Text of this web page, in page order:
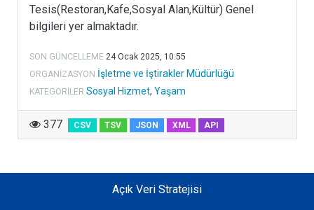
Tesis(Restoran,Kafe,Sosyal Alan,Kültür) Genel
bilgileri yer almaktadır.
SON GÜNCELLEME 24 Ocak 2025, 10:55
ORGANIZASYON İşletme ve İştirakler Müdürlüğü
KATEGORILER Sosyal Hizmet, Yaşam
377 CSV TSV JSON XML API
Açık Veri Stratejisi